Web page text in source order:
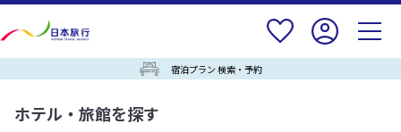
宿泊プラン 検索・予約
ホテル・旅館を探す